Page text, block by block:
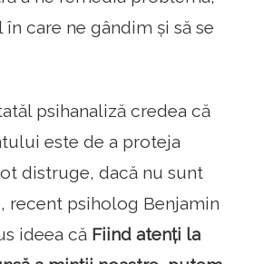
care ne gândim și să se
psihanaliză credea că
este de a proteja
distruge, dacă nu sunt
recent psiholog Benjamin
ideea că Fiind atenți la